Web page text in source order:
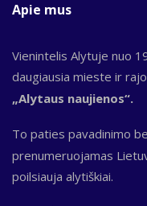
Apie mus
Vienintelis Alytuje nuo
daugiausia mieste ir
„Alytaus naujienos“.
To paties pavadinimo
prenumeruojamas
poilsiauja alytiškiai.